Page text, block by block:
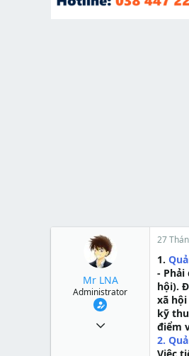
t
Mr LNA
Administrator
27
1.
- Phải
hội).
xã
kỹ
điểm
2.